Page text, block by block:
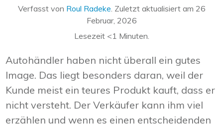
Verfasst von Roul Radeke. Zuletzt aktualisiert am 26
Februar, 2026
Lesezeit <1 Minuten.
Autohändler haben nicht überall ein gutes
Image. Das liegt besonders daran, weil der
Kunde meist ein teures Produkt kauft, dass er
nicht versteht. Der Verkäufer kann ihm viel
erzählen und wenn es einen entscheidenden